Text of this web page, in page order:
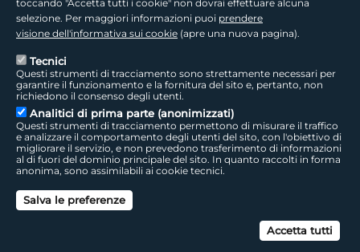
footer - sezione logo2
footer - sezione colophon
Sede Legale: Via della Liberazione, 15 - 40128 Bologna BO
Capitale Sociale interamente versato ad oggi: € 69.881.000,00 | P.IVA/C.F.
footer - sezione link utili
Seguici sui social
LepidaTV | Accessibilità | Cookie | Privacy | Social Media Policy
toccando "Accetta tutti i cookie" non dovrai effettuare alcuna
selezione. Per maggiori informazioni puoi prendere
visione dell'informativa sui cookie (apre una nuova pagina).
Tecnici
Questi strumenti di tracciamento sono strettamente necessari per
garantire il funzionamento e la fornitura del sito e, pertanto, non
richiedono il consenso degli utenti.
Analitici di prima parte (anonimizzati)
Questi strumenti di tracciamento permettono di misurare il traffico
e analizzare il comportamento degli utenti del sito, con l'obiettivo di
migliorare il servizio, e non prevedono trasferimento di informazioni
al di fuori del dominio principale del sito. In quanto raccolti in forma
anonima, sono assimilabili ai cookie tecnici.
Salva le preferenze
Accetta tutti